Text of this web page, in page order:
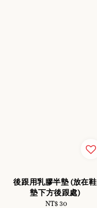
後跟用乳膠半墊 (放在鞋
墊下方後跟處)
Regular
NT$ 30